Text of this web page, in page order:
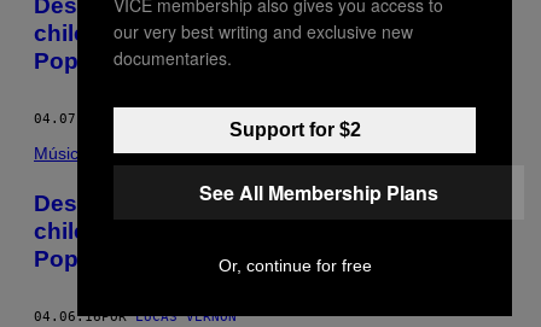
Descubre la nueva generación de pop
chileno con el nuevo compilado ‘NMC:
Pop de guitarras’
04.07.16 LUCAS VERNON
Música
Descubre la nueva generación de pop
chileno con el nuevo compilado ‘NMC:
Pop de guitarras’
04.06.16PORLUCAS VERNON
our very best writing and exclusive new
documentaries.
Support for $2
See All Membership Plans
Or, continue for free